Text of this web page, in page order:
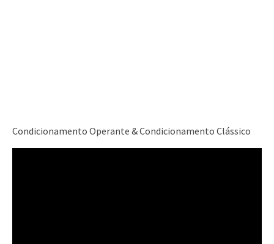
Condicionamento Operante & Condicionamento Clássico